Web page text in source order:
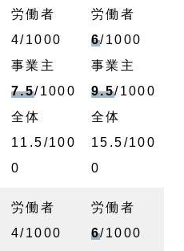
労働者
4/1000
事業主
7.5/1000
全体
11.5/100
0
労働者
6/1000
事業主
9.5/1000
全体
15.5/100
0
労働者
4/1000
労働者
6/1000